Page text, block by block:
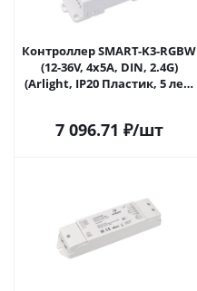
Контроллер SMART-K3-RGBW
(12-36V, 4x5A, DIN, 2.4G)
(Arlight, IP20 Пластик, 5 лет)
7 096.71 ₽/шт